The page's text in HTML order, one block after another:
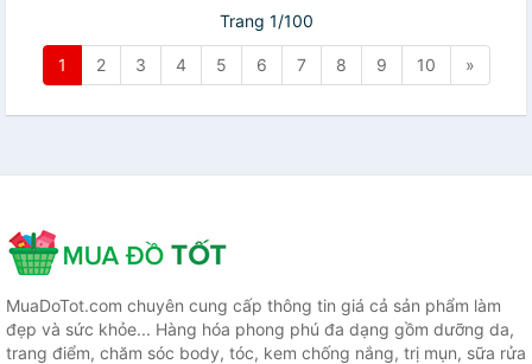
Trang 1/100
1 2 3 4 5 6 7 8 9 10 »
MuaDoTot.com chuyên cung cấp thông tin giá cả sản phẩm làm
đẹp và sức khỏe... Hàng hóa phong phú đa dạng gồm dưỡng da,
trang điểm, chăm sóc body, tóc, kem chống nắng, trị mụn, sữa rửa